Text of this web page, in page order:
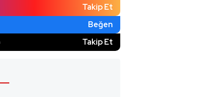
Takip Et
Beğen
Takip Et